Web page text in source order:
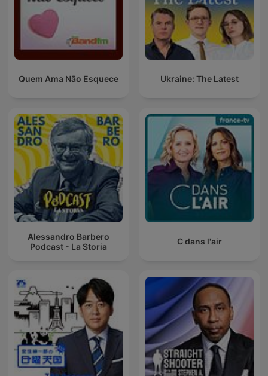
Quem Ama Não Esquece Ukraine: The Latest
Alessandro Barbero
Podcast - La Storia
C dans l'air